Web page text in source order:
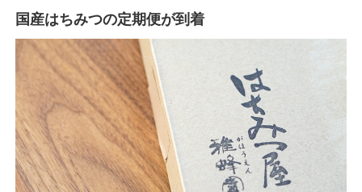
国産はちみつの定期便が到着